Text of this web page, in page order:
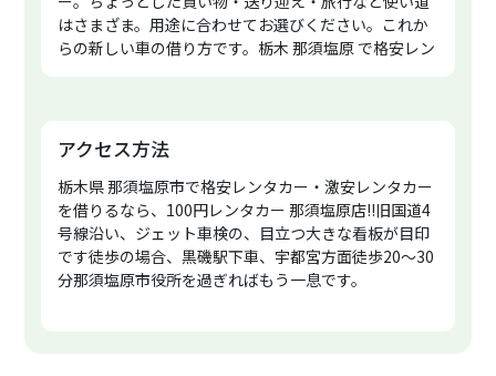
はさまざま。用途に合わせてお選びください。これか
らの新しい車の借り方です。栃木 那須塩原 で格安レン
ー、カスタムなど車に関する事はお任せください。ス
ッタフ一同、心よりお待ちしております。
アクセス方法
栃木県 那須塩原市で格安レンタカー・激安レンタカー
を借りるなら、100円レンタカー 那須塩原店!!旧国道4
号線沿い、ジェット車検の、目立つ大きな看板が目印
です徒歩の場合、黒磯駅下車、宇都宮方面徒歩20〜30
分那須塩原市役所を過ぎればもう一息です。